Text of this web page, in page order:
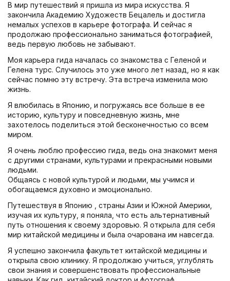
В мир путешествий я пришла из мира искусства. Я
закончила Академию Художеств Бецалель и достигла
немалых успехов в карьере фотографа. И сейчас я
продолжаю профессионально заниматься фотографией,
ведь первую любовь не забывают.
Моя карьера гида началась со знакомства с Геленой и
Гелена турс. Случилось это уже много лет назад, но я как
сейчас помню эту встречу. Эта встреча изменила мою
жизнь.
Я влюбилась в Японию, и погружаясь все больше в ее
историю, культуру и повседневную жизнь, мне
захотелось поделиться этой бесконечностью со всем
миром.
Я очень люблю профессию гида, ведь она знакомит меня
с другими странами, культурами и прекрасными новыми
людьми.
Общаясь с новой культурой и людьми, мы учимся и
обогащаемся духовно и эмоционально.
Путешествуя в Японию , страны Азии и Южной Америки,
изучая их культуру, я поняла, что есть альтернативный
путь отношения к своему здоровью. Я открыла для себя
мир китайской медицины и была очарована им навсегда.
Я успешно закончила факультет китайской медицины и
открыла свою клинику. Я продолжаю учиться, углублять
свои знания и совершенствовать профессиональные